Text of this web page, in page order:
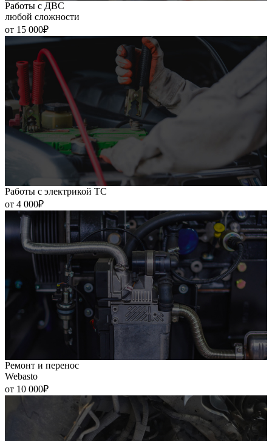
Работы с ДВС
любой сложности
от 15 000₽
Работы с электрикой ТС
от 4 000₽
Ремонт и перенос
Webasto
от 10 000₽